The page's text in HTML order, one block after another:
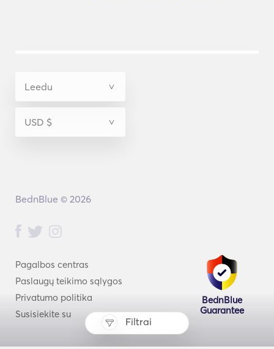
Filtrai
Pagalbos centras
Paslaugų teikimo sąlygos
Privatumo politika
Susisiekite su
BednBlue
Guarantee
BednBlue © 2026